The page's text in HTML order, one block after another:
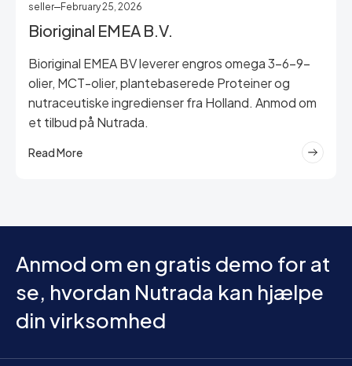
seller February 25, 2026
Bioriginal EMEA B.V.
Bioriginal EMEA BV leverer engros omega 3-6-9-
olier, MCT-olier, plantebaserede Proteiner og
nutraceutiske ingredienser fra Holland. Anmod om
et tilbud på Nutrada.
Read More
Anmod om en gratis demo for at
se, hvordan Nutrada kan hjælpe
din virksomhed